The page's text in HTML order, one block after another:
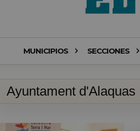
MUNICIPIOS SECCIONES
Ayuntament d'Alaquas